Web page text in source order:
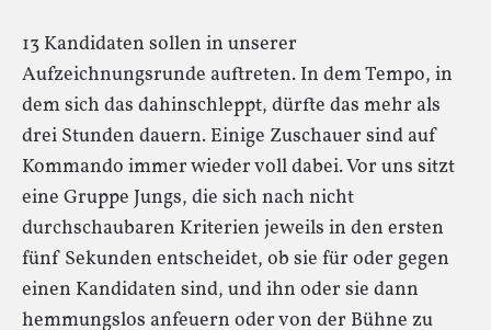
13 Kandidaten sollen in unserer
Aufzeichnungsrunde auftreten. In dem Tempo, in
dem sich das dahinschleppt, dürfte das mehr als
drei Stunden dauern. Einige Zuschauer sind auf
Kommando immer wieder voll dabei. Vor uns sitzt
eine Gruppe Jungs, die sich nach nicht
durchschaubaren Kriterien jeweils in den ersten
fünf Sekunden entscheidet, ob sie für oder gegen
einen Kandidaten sind, und ihn oder sie dann
hemmungslos anfeuern oder von der Bühne zu